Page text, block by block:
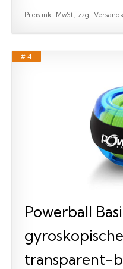
Preis inkl. MwSt., zzgl.
# 4
Powerball
transparent-